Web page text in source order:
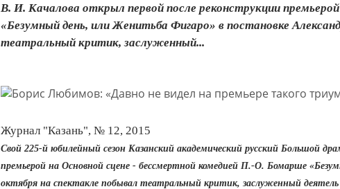
В. И. Качалова открыл первой после реконструкции
«Безумный день, или Женитьба Фигаро» в постановке
театральный критик, заслуженный...
Журнал "Казань", № 12, 2015
Свой 225‑й юбилейный сезон Казанский академический русский Большой
премьерой на Основной сцене - бессмертной комедией П.‑О. Бомарше
октября на спектакле побывал театральный критик, заслуженный